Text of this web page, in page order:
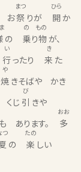
お祭
まつ
りが 開
ひら
の 乗り物
の もの
行
い
ったり 来
き
焼
や
きそばや かき
くじ 引
び
きや
も あります。 多
おお
つ
の 楽
たの
しい